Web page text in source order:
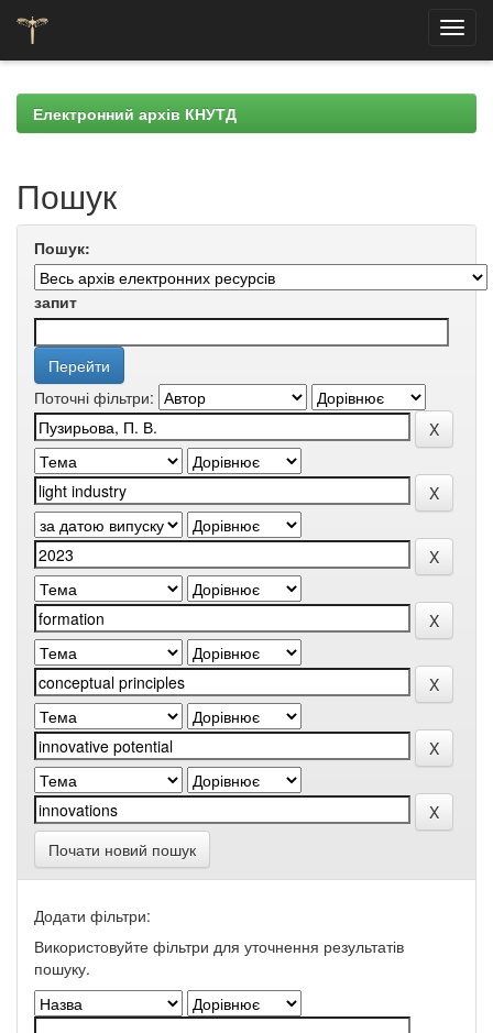
navigationЕлектронний архів КНУТД
Пошук
Пошук:
запит
Поточні фільтри:
Почати новий пошук
Додати фільтри:
Використовуйте фільтри для уточнення результатів
пошуку.